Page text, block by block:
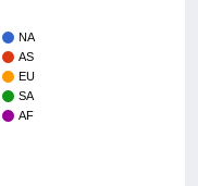
NA
AS
EU
SA
AF